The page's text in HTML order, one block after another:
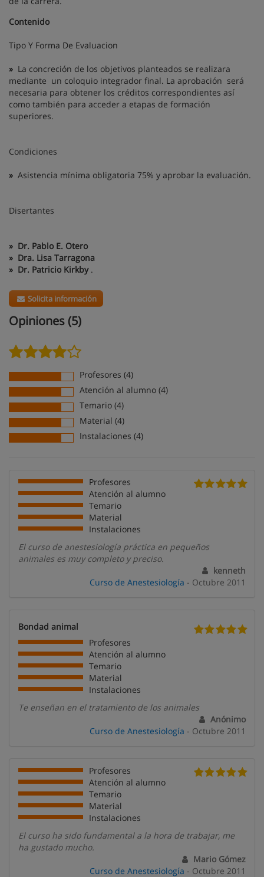
Contenido
Tipo Y Forma De Evaluacion
» La concreción de los objetivos planteados se realizara
mediante un coloquio integrador final. La aprobación será
necesaria para obtener los créditos correspondientes así
como también para acceder a etapas de formación
superiores.
Condiciones
» Asistencia mínima obligatoria 75% y aprobar la evaluación.
Disertantes
» Dr. Pablo E. Otero
» Dra. Lisa Tarragona
» Dr. Patricio Kirkby.
Solicita información
Opiniones (5)
Profesores (4)
Atención al alumno (4)
Temario (4)
Material (4)
Instalaciones (4)
Profesores
Atención al alumno
Temario
Material
Instalaciones
El curso de anestesiología práctica en pequeños
animales es muy completo y preciso.
kenneth
Curso de Anestesiología - Octubre 2011
Bondad animal
Profesores
Atención al alumno
Temario
Material
Instalaciones
Te enseñan en el tratamiento de los animales
Anónimo
Curso de Anestesiología - Octubre 2011
Profesores
Atención al alumno
Temario
Material
Instalaciones
El curso ha sido fundamental a la hora de trabajar, me
ha gustado mucho.
Mario Gómez
Curso de Anestesiología - Octubre 2011